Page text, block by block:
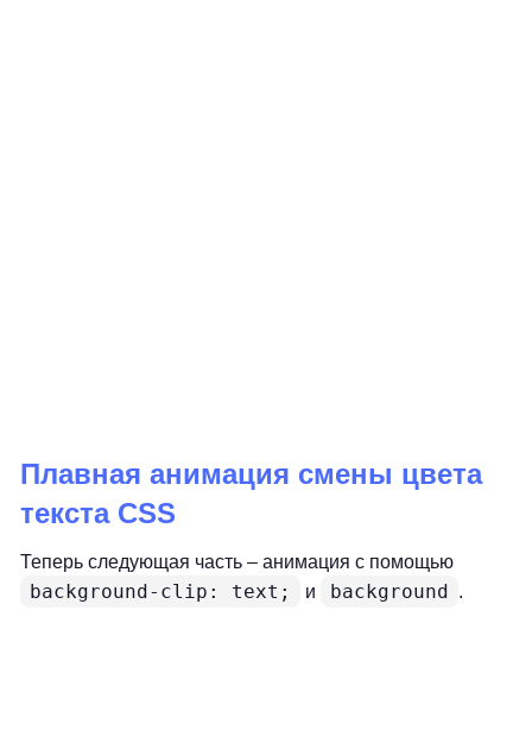
Плавная анимация смены цвета
текста CSS
Теперь следующая часть – анимация с помощью
background-clip: text; и background .